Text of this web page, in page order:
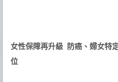
女性保障再升級
防癌、婦女特
位